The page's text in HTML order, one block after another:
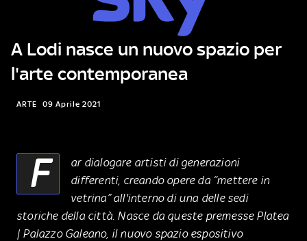
A Lodi nasce un nuovo spazio per
l'arte contemporanea
ARTE 09 Aprile 2021
F
ar dialogare artisti di generazioni
differenti, creando opere da “mettere in
vetrina” all'interno di una delle sedi
storiche della città. Nasce da queste premesse Platea
| Palazzo Galeano, il nuovo spazio espositivo